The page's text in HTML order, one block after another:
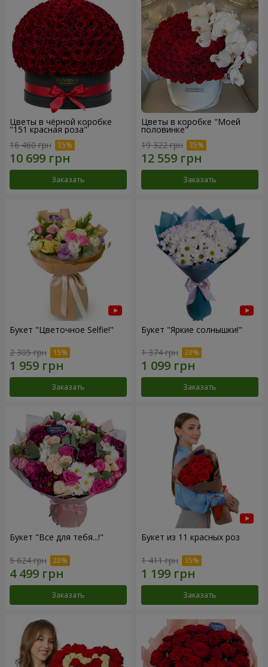
Цветы в чёрной коробке
"151 красная роза"
16 460 грн
Заказать
Цветы в коробке "Моей
половинке"
19 322 грн
Заказать
Букет "Цветочное Selfie!"
2 305 грн
Заказать
Букет "Яркие солнышки!"
1 374 грн
Заказать
Букет "Все для тебя...!"
5 624 грн
Заказать
Букет из 11 красных роз
1 411 грн
Заказать